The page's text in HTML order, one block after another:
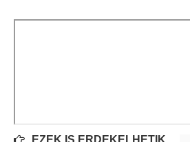
EZEK IS ÉRDEKELHETIK